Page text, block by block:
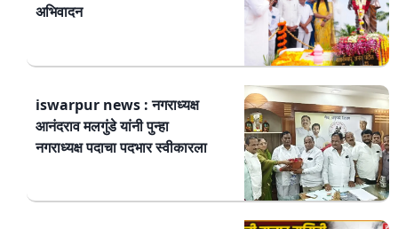
अभिवादन
iswarpur news : नगराध्यक्ष
आनंदराव मलगुंडे यांनी पुन्हा
नगराध्यक्ष पदाचा पदभार स्वीकारला